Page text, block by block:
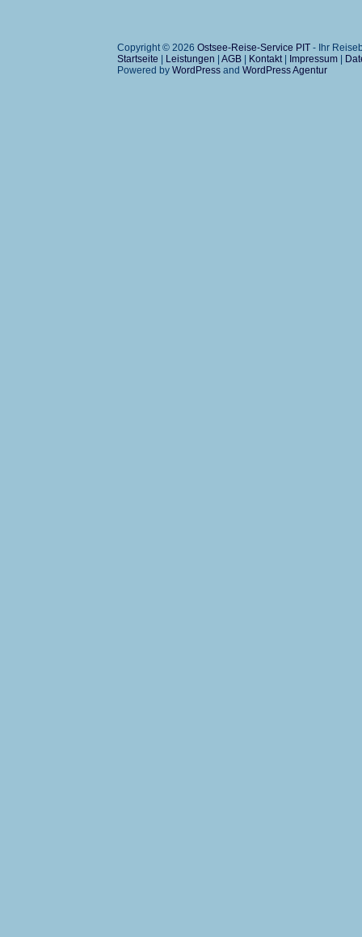
Copyright © 2026 Ostsee-Reise-Service PIT - Ihr
Startseite
Leistungen AGB Kontakt| Impressum
Powered by WordPress and WordPress Agentur